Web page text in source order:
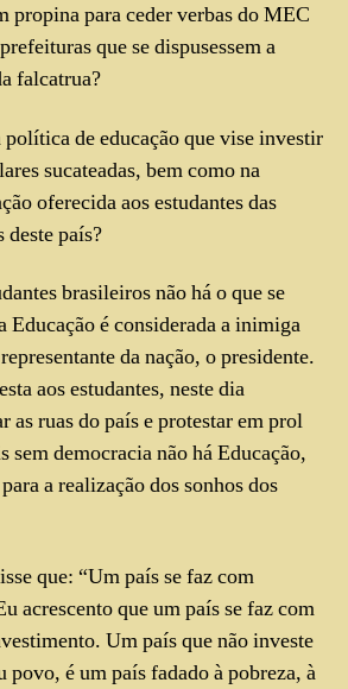
propina para ceder verbas do MEC
que se dispusessem a
falcatrua?
política de educação que vise investir
sucateadas, bem como na
oferecida aos estudantes das
deste país?
brasileiros não há o que se
Educação é considerada a inimiga
da nação, o presidente.
aos estudantes, neste dia
as ruas do país e protestar em prol
sem democracia não há Educação,
a realização dos sonhos dos
que: “Um país se faz com
acrescento que um país se faz com
Um país que não investe
povo, é um país fadado à pobreza, à